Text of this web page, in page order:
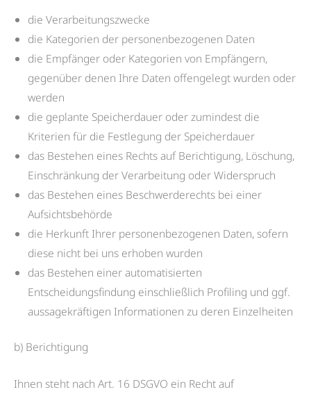
die Verarbeitungszwecke
die Kategorien der personenbezogenen Daten
die Empfänger oder Kategorien von Empfängern,
gegenüber denen Ihre Daten offengelegt wurden oder
werden
die geplante Speicherdauer oder zumindest die
Kriterien für die Festlegung der Speicherdauer
das Bestehen eines Rechts auf Berichtigung, Löschung,
Einschränkung der Verarbeitung oder Widerspruch
das Bestehen eines Beschwerderechts bei einer
Aufsichtsbehörde
die Herkunft Ihrer personenbezogenen Daten, sofern
diese nicht bei uns erhoben wurden
das Bestehen einer automatisierten
Entscheidungsfindung einschließlich Profiling und ggf.
aussagekräftigen Informationen zu deren Einzelheiten
b) Berichtigung
Ihnen steht nach Art. 16 DSGVO ein Recht auf